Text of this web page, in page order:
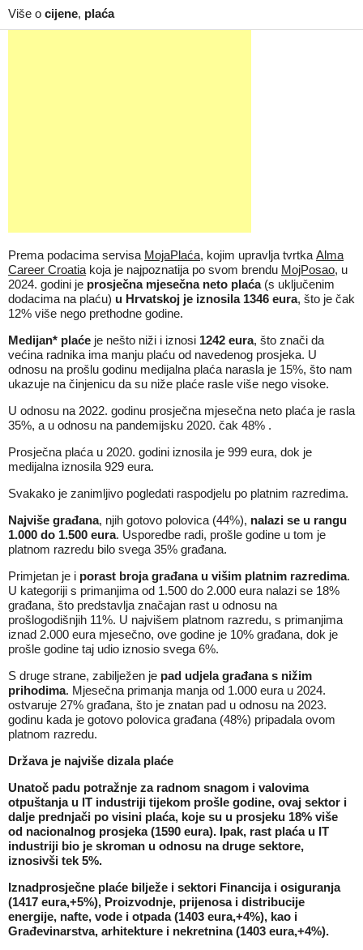
Više o cijene, plaća
Prema podacima servisa MojaPlaća, kojim upravlja tvrtka Alma
Career Croatia koja je najpoznatija po svom brendu MojPosao, u
2024. godini je prosječna mjesečna neto plaća (s uključenim
dodacima na plaću) u Hrvatskoj je iznosila 1346 eura, što je čak
12% više nego prethodne godine.
Medijan* plaće je nešto niži i iznosi 1242 eura, što znači da
većina radnika ima manju plaću od navedenog prosjeka. U
odnosu na prošlu godinu medijalna plaća narasla je 15%, što nam
ukazuje na činjenicu da su niže plaće rasle više nego visoke.
U odnosu na 2022. godinu prosječna mjesečna neto plaća je rasla
35%, a u odnosu na pandemijsku 2020. čak 48% .
Prosječna plaća u 2020. godini iznosila je 999 eura, dok je
medijalna iznosila 929 eura.
Svakako je zanimljivo pogledati raspodjelu po platnim razredima.
Najviše građana, njih gotovo polovica (44%), nalazi se u rangu
1.000 do 1.500 eura. Usporedbe radi, prošle godine u tom je
platnom razredu bilo svega 35% građana.
Primjetan je i porast broja građana u višim platnim razredima.
U kategoriji s primanjima od 1.500 do 2.000 eura nalazi se 18%
građana, što predstavlja značajan rast u odnosu na
prošlogodišnjih 11%. U najvišem platnom razredu, s primanjima
iznad 2.000 eura mjesečno, ove godine je 10% građana, dok je
prošle godine taj udio iznosio svega 6%.
S druge strane, zabilježen je pad udjela građana s nižim
prihodima. Mjesečna primanja manja od 1.000 eura u 2024.
ostvaruje 27% građana, što je znatan pad u odnosu na 2023.
godinu kada je gotovo polovica građana (48%) pripadala ovom
platnom razredu.
Država je najviše dizala plaće
Unatoč padu potražnje za radnom snagom i valovima
otpuštanja u IT industriji tijekom prošle godine, ovaj sektor i
dalje prednjači po visini plaća, koje su u prosjeku 18% više
od nacionalnog prosjeka (1590 eura). Ipak, rast plaća u IT
industriji bio je skroman u odnosu na druge sektore,
iznosivši tek 5%.
Iznadprosječne plaće bilježe i sektori Financija i osiguranja
(1417 eura,+5%), Proizvodnje, prijenosa i distribucije
energije, nafte, vode i otpada (1403 eura,+4%), kao i
Građevinarstva, arhitekture i nekretnina (1403 eura,+4%).